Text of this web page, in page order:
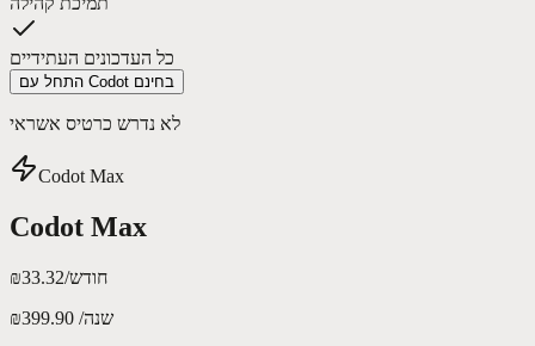
כל העדכונים העתידיים
התחל עם Codot בחינם
לא נדרש כרטיס אשראי
Codot Max
Codot Max
₪33.32 /חודש
₪399.90 /שנה